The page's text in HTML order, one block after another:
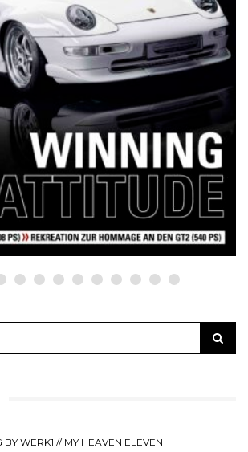
GO! // ONLINE-STORE BY WERK1
sports | cars |
Sie jetzt die
01 | 2025
am 1. Juli 2025) online
| GO!
WERK1 // MY HEAVEN ELEVEN